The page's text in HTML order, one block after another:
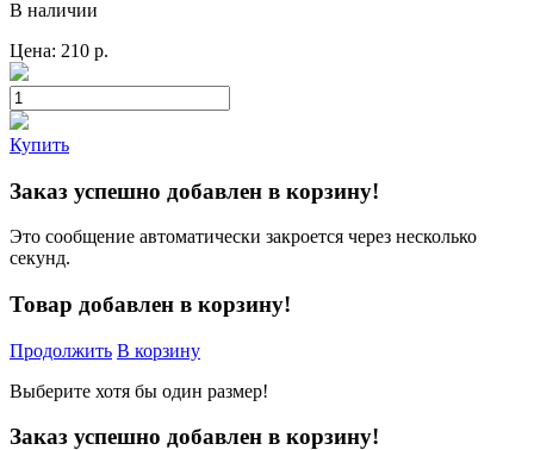
В наличии
Цена: 210 р.
Купить
Заказ успешно добавлен в корзину!
Это сообщение автоматически закроется через несколько
секунд.
Товар добавлен в корзину!
Продолжить В корзину
Выберите хотя бы один размер!
Заказ успешно добавлен в корзину!